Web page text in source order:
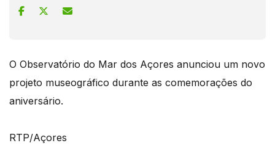
O Observatório do Mar dos Açores anunciou um novo
projeto museográfico durante as comemorações do
aniversário.
RTP/Açores